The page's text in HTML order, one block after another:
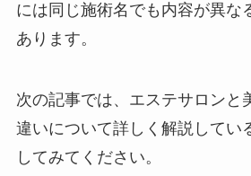
には同じ施術名でも内容が異な
あります。
次の記事では、エステサロンと
違いについて詳しく解説してい
してみてください。